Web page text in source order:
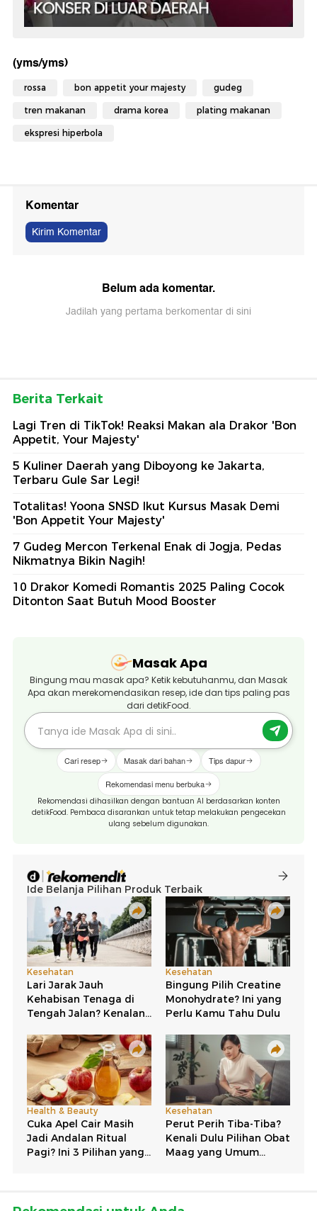
(yms/yms)
rossa bon appetit your majesty gudeg
tren makanan drama korea plating makanan
ekspresi hiperbola
Komentar
Kirim Komentar
Belum ada komentar.
Jadilah yang pertama berkomentar di sini
Berita Terkait
Lagi Tren di TikTok! Reaksi Makan ala Drakor 'Bon
Appetit, Your Majesty'
5 Kuliner Daerah yang Diboyong ke Jakarta,
Terbaru Gule Sar Legi!
Totalitas! Yoona SNSD Ikut Kursus Masak Demi
'Bon Appetit Your Majesty'
7 Gudeg Mercon Terkenal Enak di Jogja, Pedas
Nikmatnya Bikin Nagih!
10 Drakor Komedi Romantis 2025 Paling Cocok
Ditonton Saat Butuh Mood Booster
Masak Apa
Bingung mau masak apa? Ketik kebutuhanmu, dan Masak
Apa akan merekomendasikan resep, ide dan tips paling pas
dari detikFood.
Cari resep Masak dari bahan Tips dapur
Rekomendasi menu berbuka
Rekomendasi dihasilkan dengan bantuan AI berdasarkan konten
detikFood. Pembaca disarankan untuk tetap melakukan pengecekan
ulang sebelum digunakan.